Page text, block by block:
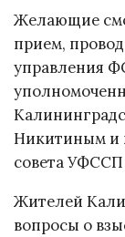
Желающие
прием,
управления
Никитиным и
совета
Жителей
вопросы о